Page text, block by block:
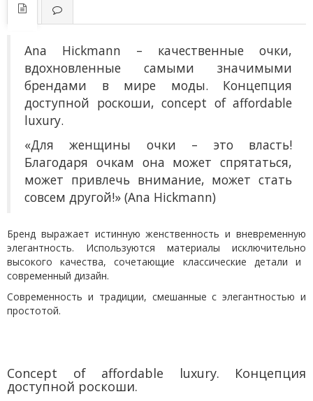
Ana Hickmann – качественные очки,
вдохновленные самыми значимыми
брендами в мире моды. Концепция
доступной роскоши, concept of affordable
luxury.
«Для женщины очки – это власть!
Благодаря очкам она может спрятаться,
может привлечь внимание, может стать
совсем другой!» (Ana Hickmann)
Бренд выражает истинную женственность и вневременную
элегантность. Используются материалы исключительно
высокого качества, сочетающие классические детали и
современный дизайн.
Современность и традиции, смешанные с элегантностью и
простотой.
Concept of affordable luxury. Концепция
доступной роскоши.